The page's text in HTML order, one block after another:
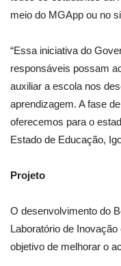
meio do MGApp ou no
“Essa iniciativa do
responsáveis possam
auxiliar a escola nos
aprendizagem. A fase
oferecemos para o
Estado de Educação,
Projeto
O desenvolvimento do
Laboratório de
objetivo de melhorar o